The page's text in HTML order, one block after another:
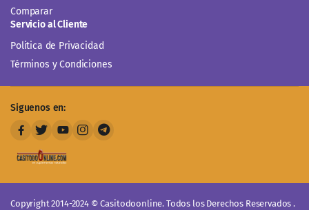
Comparar
Servicio al Cliente
Politica de Privacidad
Términos y Condiciones
Siguenos en:
Copyright 2014-2024 © Casitodoonline. Todos los Derechos Reservados .